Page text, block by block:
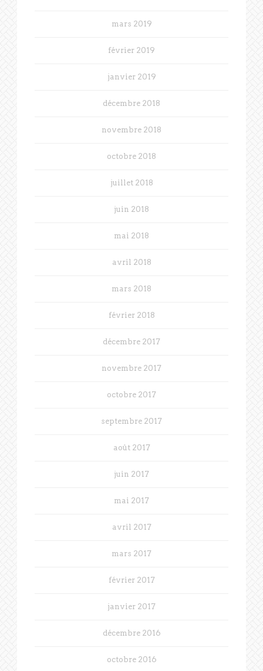
mars 2019
février 2019
janvier 2019
décembre 2018
novembre 2018
octobre 2018
juillet 2018
juin 2018
mai 2018
avril 2018
mars 2018
février 2018
décembre 2017
novembre 2017
octobre 2017
septembre 2017
août 2017
juin 2017
mai 2017
avril 2017
mars 2017
février 2017
janvier 2017
décembre 2016
octobre 2016